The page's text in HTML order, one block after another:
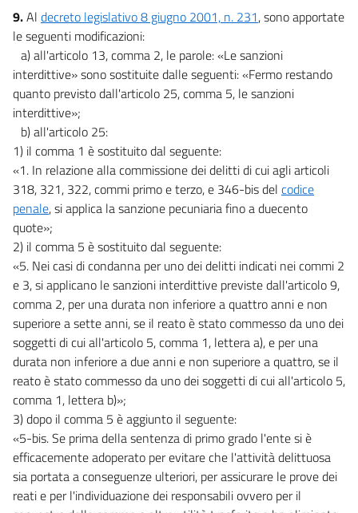
9.Al decreto legislativo 8 giugno 2001, n. 231, sono apportate
le seguenti modificazioni:
a) all'articolo 13, comma 2, le parole: «Le sanzioni
interdittive» sono sostituite dalle seguenti: «Fermo restando
quanto previsto dall'articolo 25, comma 5, le sanzioni
interdittive»;
b) all'articolo 25:
1) il comma 1 è sostituito dal seguente:
«1. In relazione alla commissione dei delitti di cui agli articoli
318, 321, 322, commi primo e terzo, e 346-bis del codice
penale, si applica la sanzione pecuniaria fino a duecento
quote»;
2) il comma 5 è sostituito dal seguente:
«5. Nei casi di condanna per uno dei delitti indicati nei commi 2
e 3, si applicano le sanzioni interdittive previste dall'articolo 9,
comma 2, per una durata non inferiore a quattro anni e non
superiore a sette anni, se il reato è stato commesso da uno dei
soggetti di cui all'articolo 5, comma 1, lettera a), e per una
durata non inferiore a due anni e non superiore a quattro, se il
reato è stato commesso da uno dei soggetti di cui all'articolo 5,
comma 1, lettera b)»;
3) dopo il comma 5 è aggiunto il seguente:
«5-bis. Se prima della sentenza di primo grado l'ente si è
efficacemente adoperato per evitare che l'attività delittuosa
sia portata a conseguenze ulteriori, per assicurare le prove dei
reati e per l'individuazione dei responsabili ovvero per il